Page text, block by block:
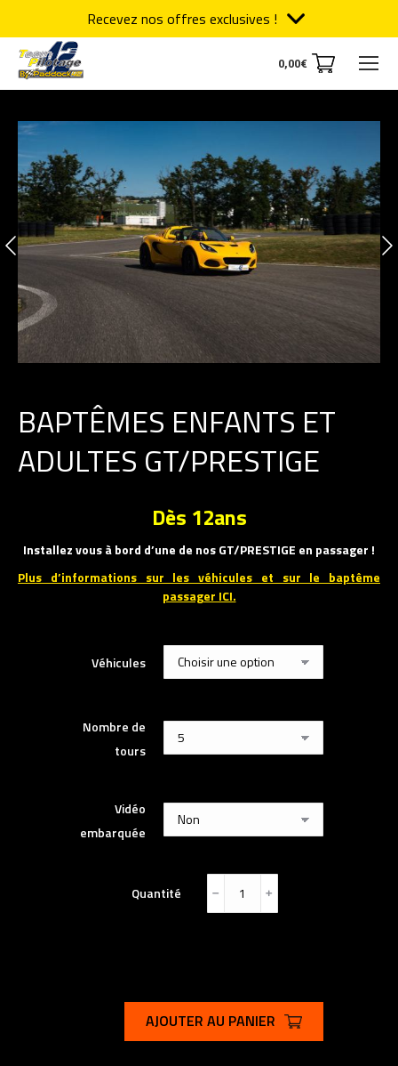
0,00€
BAPTÊMES ENFANTS ET
ADULTES GT/PRESTIGE
Dès 12ans
Installez vous à bord d’une de nos GT/PRESTIGE en passager !
Plus d’informations sur les véhicules et sur le baptême
passager ICI.
Véhicules
Nombre de
tours
Vidéo
embarquée
Quantité ﹣ ﹢
AJOUTER AU PANIER
Recevez nos offres exclusives !